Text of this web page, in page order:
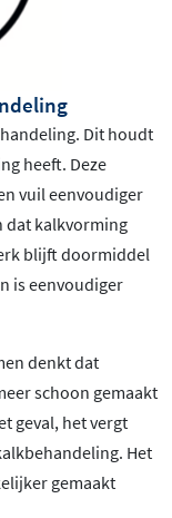
Dit houdt
heeft. Deze
vuil eenvoudiger
dat kalkvorming
blijft doormiddel
is eenvoudiger
denkt dat
schoon gemaakt
geval, het vergt
Het
gemaakt